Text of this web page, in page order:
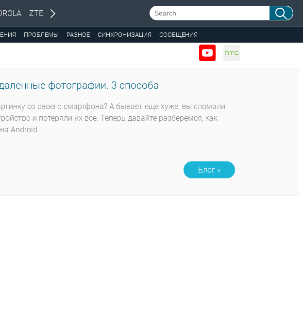
ПРОБЛЕМЫ РАЗНОЕ СИНХРОНИЗАЦИЯ СООБЩЕНИЯ
ZTE
фотографии. 3 способа
со своего смартфона? А бывает еще хуже, вы сломали
и потеряли их все. Теперь давайте разберемся, как
Android.
Блог »